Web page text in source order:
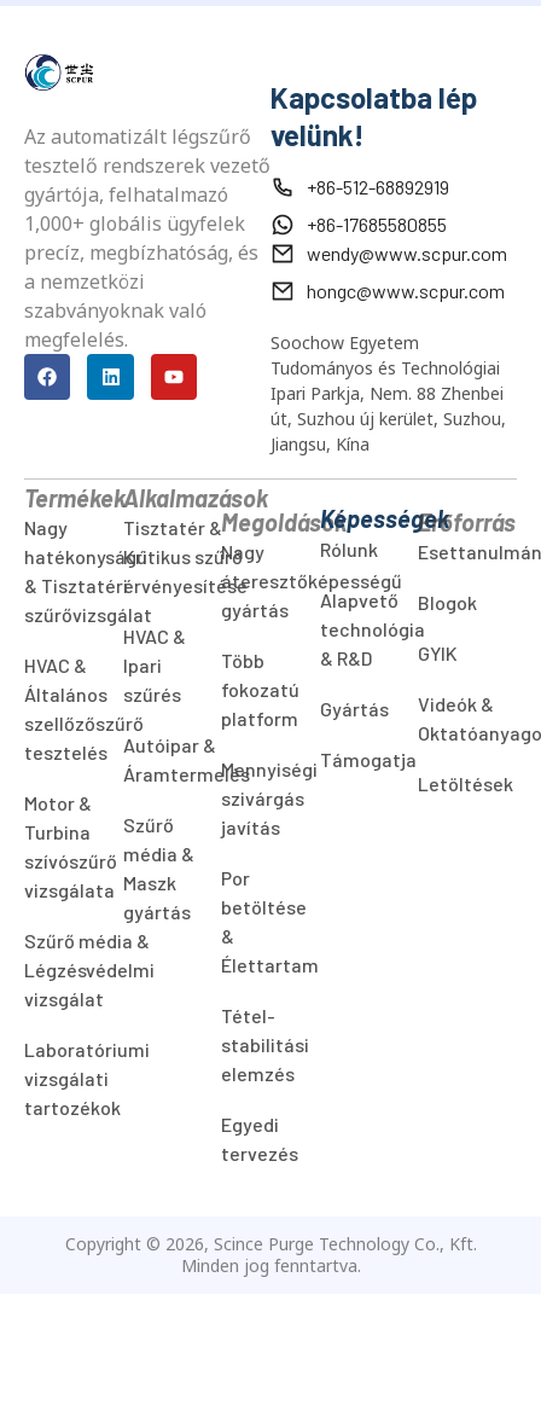
Az automatizált légszűrő
tesztelő rendszerek vezető
gyártója, felhatalmazó
1,000+ globális ügyfelek
precíz, megbízhatóság, és
a nemzetközi
szabványoknak való
megfelelés.
Kapcsolatba lép
velünk!
+86-512-68892919
+86-17685580855
wendy@www.scpur.com
hongc@www.scpur.com
Soochow Egyetem
Tudományos és Technológiai
Ipari Parkja, Nem. 88 Zhenbei
út, Suzhou új kerület, Suzhou,
Jiangsu, Kína
Termékek
Nagy
hatékonyságú
& Tisztatéri
szűrővizsgálat
HVAC &
Általános
szellőzőszűrő
tesztelés
Motor &
Turbina
szívószűrő
vizsgálata
Szűrő média &
Légzésvédelmi
vizsgálat
Laboratóriumi
vizsgálati
tartozékok
Alkalmazások
Tisztatér &
Kritikus szűrő
érvényesítése
HVAC &
Ipari
szűrés
Autóipar &
Áramtermelés
Szűrő
média &
Maszk
gyártás
Megoldások
Nagy
áteresztőképességű
gyártás
Több
fokozatú
platform
Mennyiségi
szivárgás
javítás
Por
betöltése
&
Élettartam
Tétel-
stabilitási
elemzés
Egyedi
tervezés
Képességek
Rólunk
Alapvető
technológia
& R&D
Gyártás
Támogatja
Erőforrás
Blogok
GYIK
Videók &
Letöltések
Copyright © 2026, Scince Purge Technology Co., Kft.
Minden jog fenntartva.